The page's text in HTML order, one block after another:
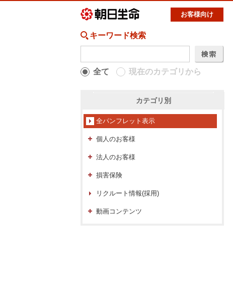
お客様向け
キーワード検索
全て 現在のカテゴリから
カテゴリ別
全パンフレット表示
個人のお客様
法人のお客様
損害保険
リクルート情報(採用)
動画コンテンツ